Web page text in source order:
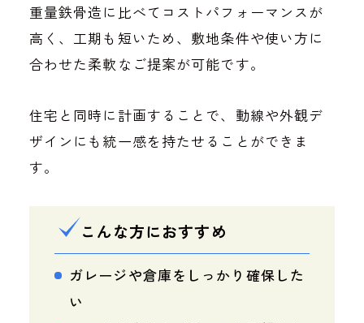
重量鉄骨造に比べてコストパフォーマンスが
高く、工期も短いため、敷地条件や使い方に
合わせた柔軟なご提案が可能です。
住宅と同時に計画することで、動線や外観デ
ザインにも統一感を持たせることができま
す。
こんな方におすすめ
ガレージや倉庫をしっかり確保した
い